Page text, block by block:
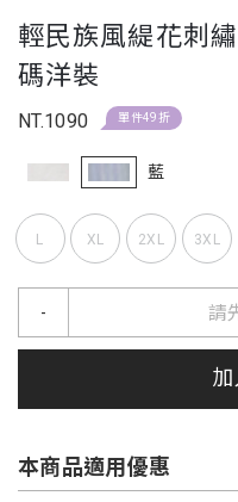
輕民族風緹花刺
碼洋裝
NT.1090 單件49折
藍
L XL 2XL 3XL
請
-
本商品適用優惠